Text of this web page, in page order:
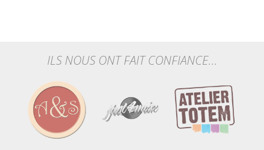
ILS NOUS ONT FAIT CONFIANCE...